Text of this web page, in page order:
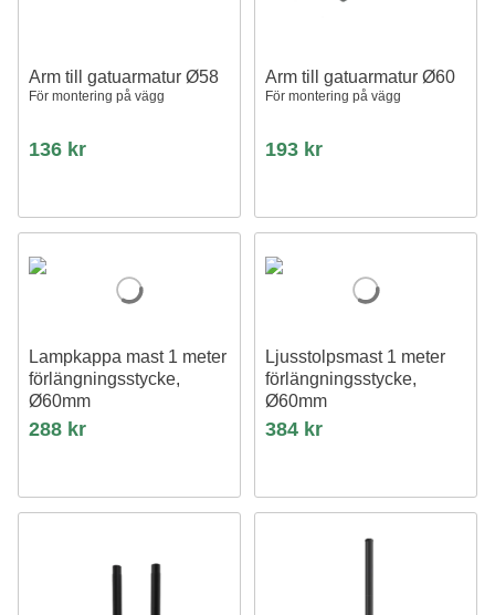
Arm till gatuarmatur Ø58
För montering på vägg
136 kr
Arm till gatuarmatur Ø60
För montering på vägg
193 kr
Lampkappa mast 1 meter
förlängningsstycke,
Ø60mm
Grå
288 kr
Ljusstolpsmast 1 meter
förlängningsstycke,
Ø60mm
Svart
384 kr